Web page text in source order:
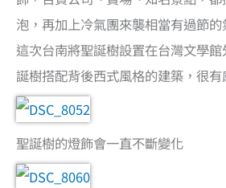
泡，再加上冷氣團來襲相當有過節的
這次台南將聖誕樹設置在台灣文學
誕樹搭配背後西式風格的建築，很有
聖誕樹的燈飾會一直不斷變化